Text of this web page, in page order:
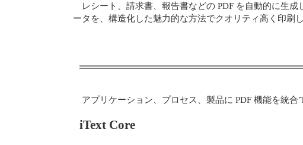
レシート、請求書、報告書などの PDF を自動的に生
ータを、構造化した魅力的な方法でクオリティ高く印刷し
アプリケーション、プロセス、製品に PDF 機能を統合
iText Core